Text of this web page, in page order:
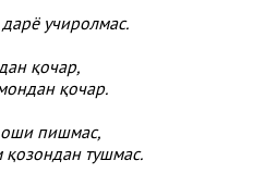
учиролмас.
қочар,
қочар.
пишмас,
тушмас.